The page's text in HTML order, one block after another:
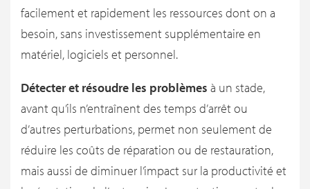
facilement et rapidement les ressources dont on a
besoin, sans investissement supplémentaire en
matériel, logiciels et personnel.
Détecter et résoudre les problèmes à un stade,
avant qu’ils n’entraînent des temps d’arrêt ou
d’autres perturbations, permet non seulement de
réduire les coûts de réparation ou de restauration,
mais aussi de diminuer l’impact sur la productivité et